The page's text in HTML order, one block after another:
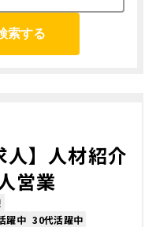
索する
人】人材紹介
営業
躍中 30代活躍中